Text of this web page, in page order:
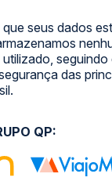
seus dados
das
QP: